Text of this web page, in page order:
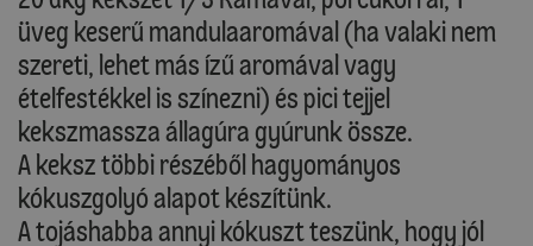
üveg keserű mandulaaromával (ha valaki nem
szereti, lehet más ízű aromával vagy
ételfestékkel is színezni) és pici tejjel
kekszmassza állagúra gyúrunk össze.
A keksz többi részéből hagyományos
kókuszgolyó alapot készítünk.
A tojáshabba annyi kókuszt teszünk, hogy jól